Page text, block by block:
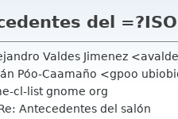
del
Valdes Jimenez
Póo-Caamaño <gpoo
cl-list gnome org
Antecedentes del salón